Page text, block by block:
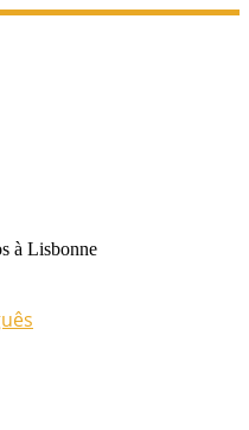
à Lisbonne